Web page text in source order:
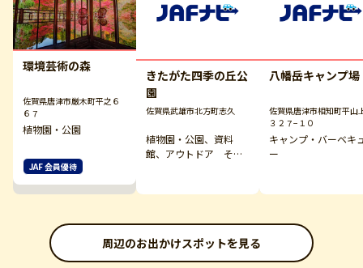
環境芸術の森
佐賀県唐津市厳木町平之６
６７
植物園・公園
JAF 会員優待
きたがた四季の丘公
園
佐賀県武雄市北方町志久
植物園・公園、資料
館、アウトドア その
八幡岳キャンプ場
佐賀県唐津市相知町平山
３２７−１０
キャンプ・バーベキ
ー
周辺のお出かけスポットを見る